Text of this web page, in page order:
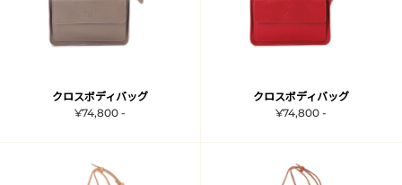
クロスボディバッグ
¥74,800 -
クロスボディバッグ
¥74,800 -